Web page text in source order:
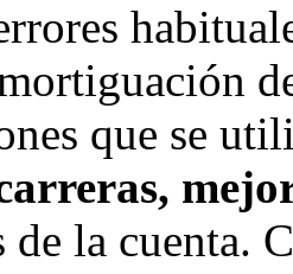
que se
de la cuenta.